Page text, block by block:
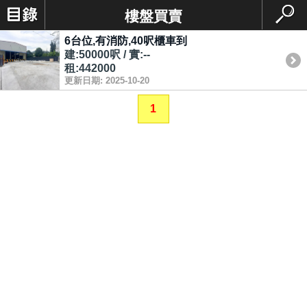
樓盤買賣
6台位,有消防,40呎櫃車到
建:50000呎 / 實:--
租:442000
更新日期: 2025-10-20
1